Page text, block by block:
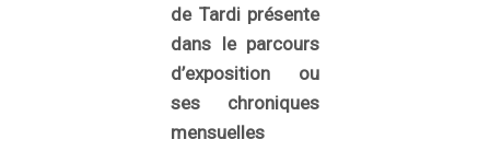
de Tardi présente
dans le parcours
d’exposition ou
ses chroniques
mensuelles